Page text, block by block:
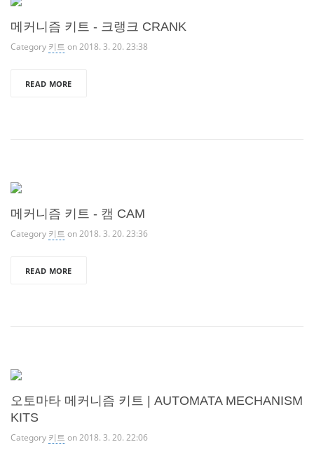
메커니즘 키트 - 크랭크 CRANK
Category 키트 on 2018. 3. 20. 23:38
READ MORE
메커니즘 키트 - 캠 CAM
Category 키트 on 2018. 3. 20. 23:36
READ MORE
오토마타 메커니즘 키트 | AUTOMATA MECHANISM
KITS
Category 키트 on 2018. 3. 20. 22:06